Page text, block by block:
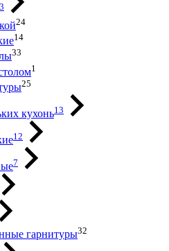
24
14
33
1
25
кухонь13
12
7
гарнитуры32